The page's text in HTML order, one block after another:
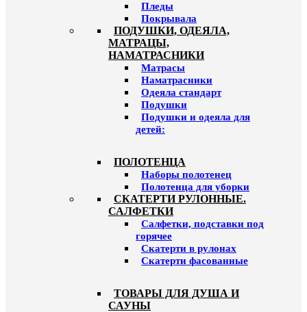
Пледы
Покрывала
ПОДУШКИ, ОДЕЯЛА,
МАТРАЦЫ,
НАМАТРАСНИКИ
Матрасы
Наматрасники
Одеяла стандарт
Подушки
Подушки и одеяла для
детей:
ПОЛОТЕНЦА
Наборы полотенец
Полотенца для уборки
СКАТЕРТИ РУЛОННЫЕ.
САЛФЕТКИ
Салфетки, подставки под
горячее
Скатерти в рулонах
Скатерти фасованные
ТОВАРЫ ДЛЯ ДУША И
САУНЫ